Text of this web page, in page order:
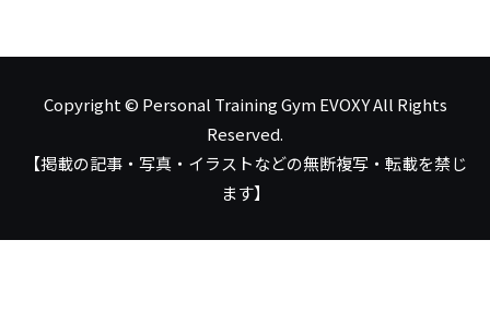
Copyright © Personal Training Gym EVOXY All Rights
Reserved.
【掲載の記事・写真・イラストなどの無断複写・転載を禁じ
ます】